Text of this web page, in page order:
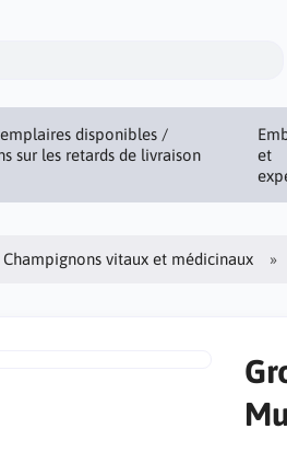
disponibles /
sur les retards de livraison
et
Champignons vitaux et médicinaux